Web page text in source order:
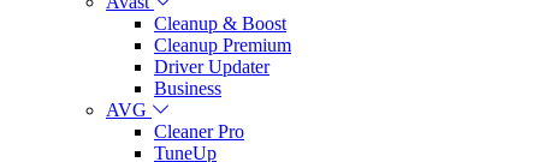
Cleanup & Boost
Cleanup Premium
Driver Updater
Business
AVG
Cleaner Pro
TuneUp